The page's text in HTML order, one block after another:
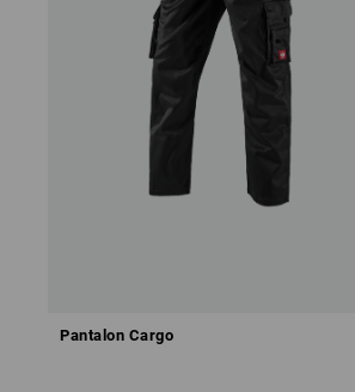
Pantalon Cargo